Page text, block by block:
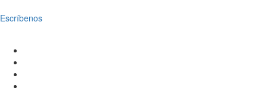
Escríbenos